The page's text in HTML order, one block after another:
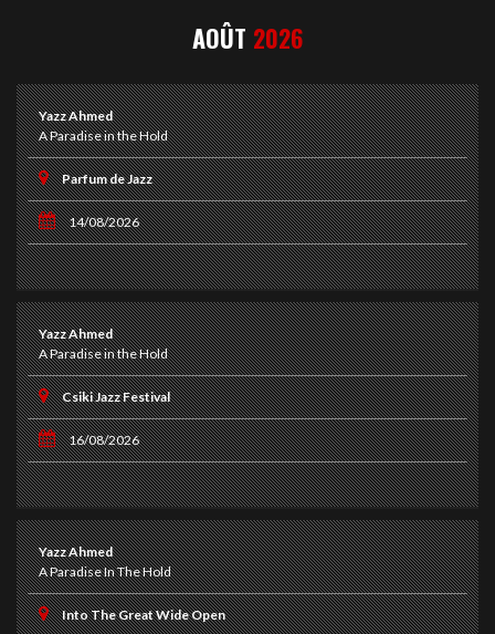
AOÛT 2026
Yazz Ahmed
A Paradise in the Hold
Parfum de Jazz
14/08/2026
Yazz Ahmed
A Paradise in the Hold
Csiki Jazz Festival
16/08/2026
Yazz Ahmed
A Paradise In The Hold
Into The Great Wide Open